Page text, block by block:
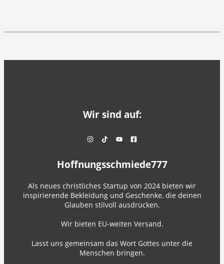
Wir sind auf:
Hoffnungsschmiede777
Als neues christliches Startup von 2024 bieten wir
inspirierende Bekleidung und Geschenke, die deinen
Glauben stilvoll ausdrücken.
Wir bieten EU-weiten Versand.
Lasst uns gemeinsam das Wort Gottes unter die
Menschen bringen.